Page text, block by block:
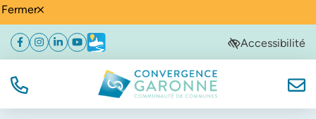
Fermer
Aller
navigation
Aller
au
Aller
au
de
Facebook
(ouverture dans un nouvel onglet)
Instagram
(ouverture dans un nouvel onglet)
Linkedin
(ouverture dans un nouvel onglet)
YouTube
(ouverture dans un nouvel onglet)
Météo
(ouverture dans un nouvel onglet)Accessibilité
TÉL. Convergence Garonne